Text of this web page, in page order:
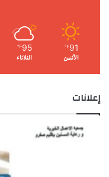
91
℉
الأثنين
95
℉
الثلاثاء
إعلانات